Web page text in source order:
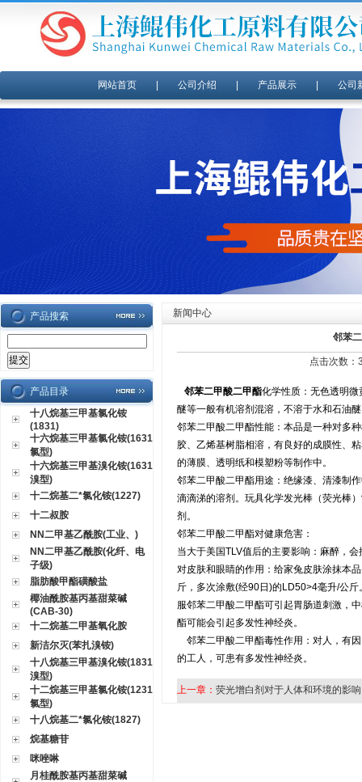
网站首页| 公司介绍 产品展示| 公司
产品搜索
产品目录
十八烷基三甲基氯化铵
(1831)
十六烷基三甲基氯化铵(1631
氯型)
十六烷基三甲基溴化铵(1631
溴型)
十二烷基二*氯化铵(1227)
十二叔胺
NN二甲基乙酰胺(工业、)
NN二甲基乙酰胺(化纤、电
子级)
脂肪酸甲酯磺酸盐
椰油酰胺基丙基甜菜碱
(CAB-30)
十二烷基二甲基氧化胺
新洁尔灭(苯扎溴铵)
十八烷基三甲基溴化铵(1831
溴型)
十二烷基三甲基氯化铵(1231
氯型)
十八烷基二*氯化铵(1827)
烷基糖苷
咪唑啉
月桂酰胺基丙基甜菜碱
新闻中心
邻苯
点击次数：
邻苯二甲酸二甲酯化学性质：无色透明
醚等一般有机溶剂混溶，不溶于水和石油
邻苯二甲酸二甲酯性能：本品是一种对多
胶、乙烯基树脂相溶，有良好的成膜性、
的薄膜、透明纸和模塑粉等制作中。
邻苯二甲酸二甲酯用途：绝缘漆、清漆制
滴滴涕的溶剂。玩具化学发光棒（荧光棒
剂。
邻苯二甲酸二甲酯对健康危害：
当大于美国TLV值后的主要影响：麻醉，
对皮肤和眼睛的作用：给家兔皮肤涂抹本
斤，多次涂敷(经90日)的LD50>4毫升/公
服邻苯二甲酸二甲酯可引起胃肠道刺激，
酯可能会引起多发性神经炎。
邻苯二甲酸二甲酯毒性作用：对人，有
的工人，可患有多发性神经炎。
上一章： 荧光增白剂对于人体和环境的影响